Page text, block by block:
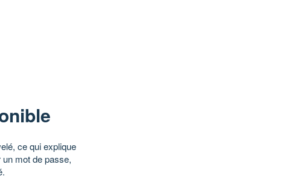
ce qui explique
mot de passe,